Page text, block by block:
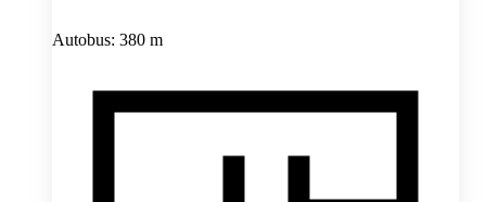
Autobus: 380 m